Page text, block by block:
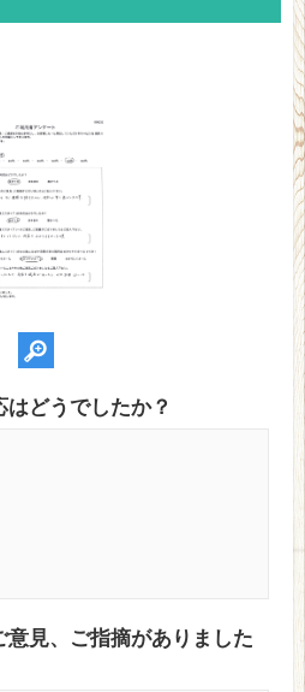
どうでしたか？
意見、ご指摘がありました